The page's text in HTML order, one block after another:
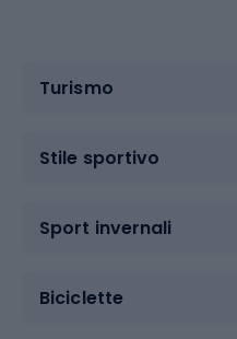
Turismo
Stile sportivo
Sport invernali
Biciclette